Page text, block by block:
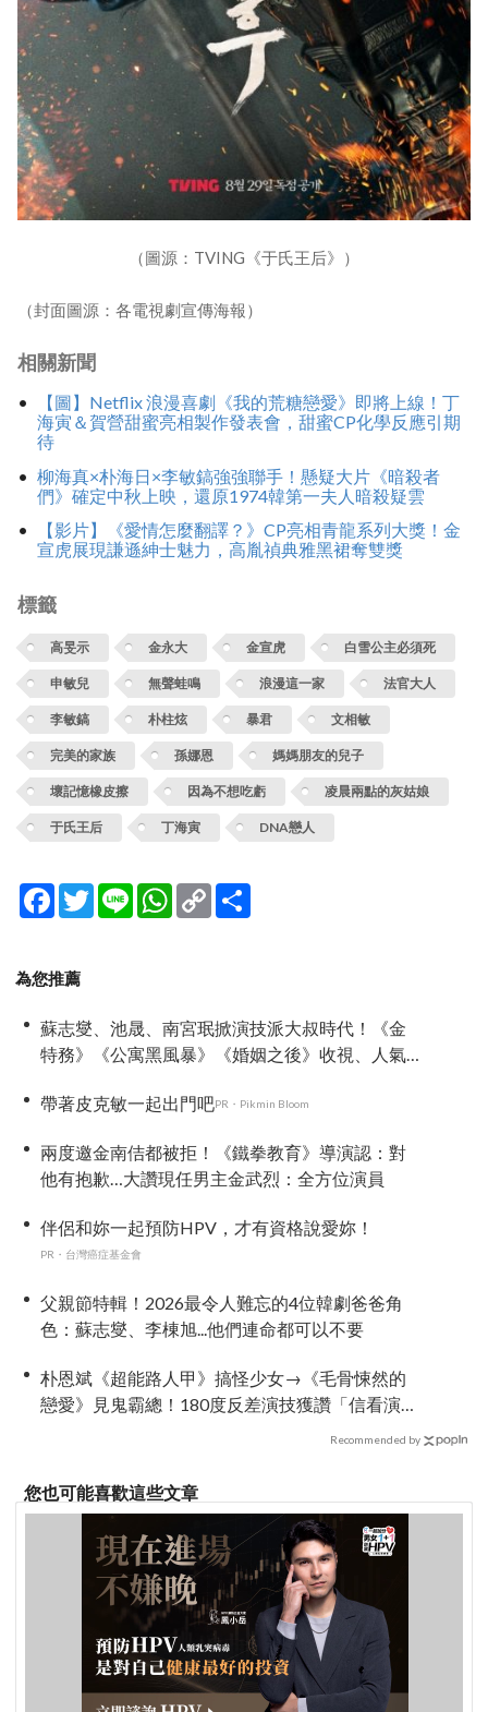
（圖源：TVING《于氏王后》）
（封面圖源：各電視劇宣傳海報）
相關新聞
【圖】Netflix 浪漫喜劇《我的荒糖戀愛》即將上線！丁
海寅＆賀營甜蜜亮相製作發表會，甜蜜CP化學反應引期
待
柳海真×朴海日×李敏鎬強強聯手！懸疑大片《暗殺者
們》確定中秋上映，還原1974韓第一夫人暗殺疑雲
【影片】《愛情怎麼翻譯？》CP亮相青龍系列大獎！金
宣虎展現謙遜紳士魅力，高胤禎典雅黑裙奪雙獎
標籤
高旻示 金永大 金宣虎 白雪公主必須死
申敏兒 無聲蛙鳴 浪漫這一家 法官大人
李敏鎬 朴柱炫 暴君 文相敏
完美的家族 孫娜恩 媽媽朋友的兒子
壞記憶橡皮擦 因為不想吃虧 凌晨兩點的灰姑娘
于氏王后 丁海寅 DNA戀人
Facebook
TwitterLine WhatsApp
Copy
Link
為您推薦
蘇志燮、池晟、南宮珉掀演技派大叔時代！《金
特務》《公寓黑風暴》《婚姻之後》收視、人氣
帶著皮克敏一起出門吧PR・Pikmin Bloom
兩度邀金南佶都被拒！《鐵拳教育》導演認：對
他有抱歉…大讚現任男主金武烈：全方位演員
伴侶和妳一起預防HPV，才有資格說愛妳！
PR・台灣癌症基金會
父親節特輯！2026最令人難忘的4位韓劇爸爸角
色：蘇志燮、李棟旭...他們連命都可以不要
朴恩斌《超能路人甲》搞怪少女→《毛骨悚然的
戀愛》見鬼霸總！180度反差演技獲讚「信看演
Recommended by
您也可能喜歡這些文章